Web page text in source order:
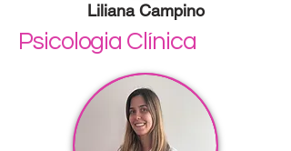
Liliana Campino
Psicologia Clínica